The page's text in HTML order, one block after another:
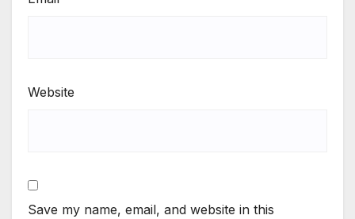
Website
Save my name, email, and website in this